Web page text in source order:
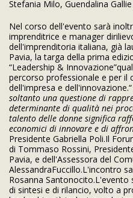
Stefania Milo, Guendalina
Nel corso dell'evento sarà
imprenditrice e manager
dell'imprenditoria italiana, già
Pavia, la targa della prima
“Leadership &
percorso professionale e per
dell'impresa e dell'innovazione.“
soltanto una questione di
determinante di qualità nei
talento delle donne significa
economici di innovare e di
Presidente Gabriella Poli.Il
di Tommaso Rossini,
Pavia, e dell'Assessora del
AlessandraFuccillo.L'incontro
Rosanna
di sintesi e di rilancio, volto a